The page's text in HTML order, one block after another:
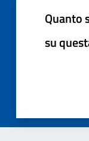
Quanto
su